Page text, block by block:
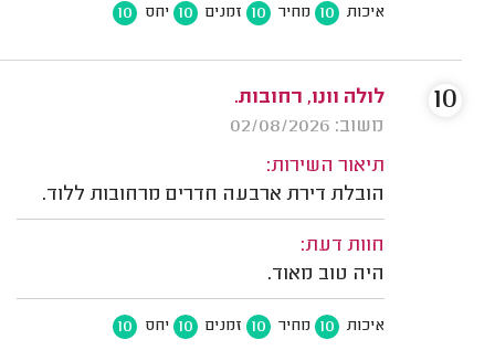
איכות 10 מחיר 10 זמנים 10 יחס 10
לולה וונו, רחובות.
משוב: 02/08/2026
תיאור השירות:
הובלת דירת ארבעה חדרים מרחובות ללוד.
חוות דעת:
היה טוב מאוד.
איכות 10 מחיר 10 זמנים 10 יחס 10
10